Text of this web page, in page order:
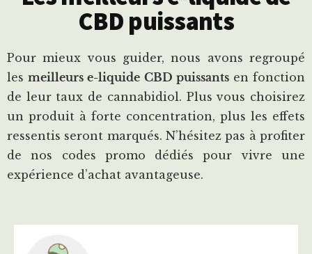
CBD puissants
Pour mieux vous guider, nous avons regroupé
lesmeilleurs e-liquide CBD puissantsen fonction
de leur taux de cannabidiol. Plus vous choisirez
un produit à forte concentration, plus les effets
ressentis seront marqués. N’hésitez pas à profiter
de nos codes promo dédiés pour vivre une
expérience d’achat avantageuse.